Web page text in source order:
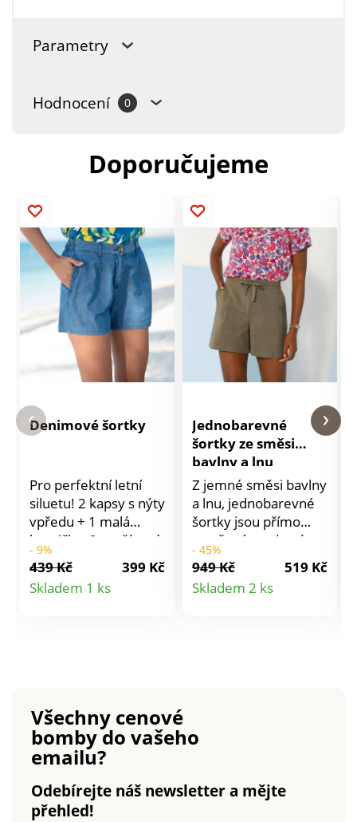
Parametry
Hodnocení 0
Doporučujeme
Denimové šortky
Pro perfektní letní
siluetu! 2 kapsy s nýty
vpředu + 1 malá
kapsička. 2 prošívané
kapsy vzadu. Rovný
pas, od velikosti 46
vzadu navolněn do
- 9%
439 Kč
399 Kč
Skladem 1 ks
Detail
Jednobarevné
šortky ze směsi
bavlny a lnu
Z jemné směsi bavlny
a lnu, jednobarevné
šortky jsou přímo
stvořené pro letní
období. Běžná výška
pasu. Rovný široký
střih. Široký, vpředu
- 45%
949 Kč
519 Kč
Skladem 2 ks
Detail
Všechny cenové
bombydo vašeho
emailu?
Odebírejte náš newsletter a mějte
přehled!